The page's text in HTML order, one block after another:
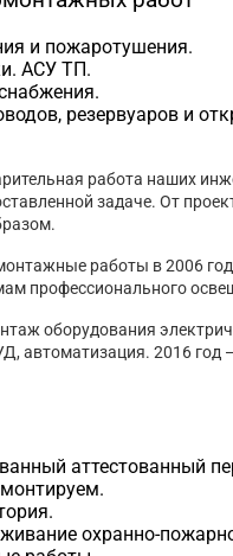
и пожаротушения.
АСУ ТП.
резервуаров и
работа наших
задаче. От
работы в 2006
профессионального
оборудования
автоматизация. 2016 год
аттестованный
охранно-